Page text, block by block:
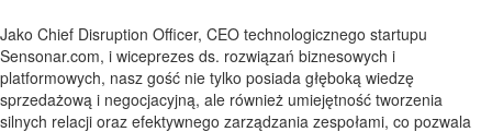
Jako Chief Disruption Officer, CEO technologicznego startupu
Sensonar.com, i wiceprezes ds. rozwiązań biznesowych i
platformowych, nasz gość nie tylko posiada głęboką wiedzę
sprzedażową i negocjacyjną, ale również umiejętność tworzenia
silnych relacji oraz efektywnego zarządzania zespołami, co pozwala